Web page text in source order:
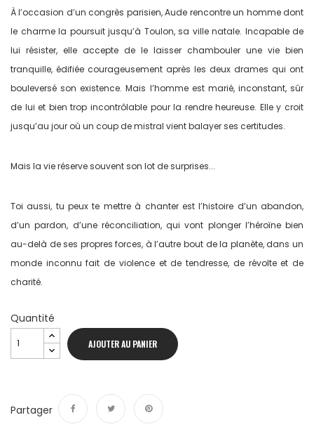
À l’occasion d’un congrès parisien, Aude rencontre un homme dont
le charme la poursuit jusqu’à Toulon, sa ville natale. Incapable de
lui résister, elle accepte de le laisser chambouler une vie bien
tranquille, édifiée courageusement après les deux drames qui ont
bouleversé son existence. Mais l’homme est marié, inconstant, sûr
de lui et bien trop incontrôlable pour la rendre heureuse. Elle y croit
jusqu’au jour où un coup de mistral vient balayer ses certitudes.
Mais la vie réserve souvent son lot de surprises...
Toi aussi, tu peux te mettre à chanter est l’histoire d’un abandon,
d’un pardon, d’une réconciliation, qui vont plonger l’héroïne bien
au-delà de ses propres forces, à l’autre bout de la planète, dans un
monde inconnu fait de violence et de tendresse, de révolte et de
charité.
Quantité
AJOUTER AU PANIER
Partager